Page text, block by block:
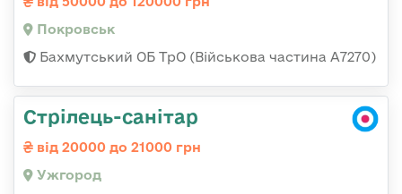
Покровськ
Бахмутський ОБ ТрО (Військова частина А7270)
Стрілець-санітар
від 20000 до 21000 грн
Ужгород